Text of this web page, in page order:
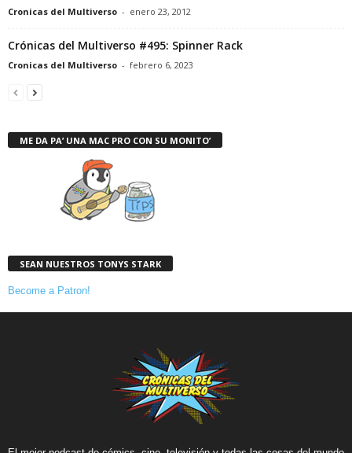
Cronicas del Multiverso - enero 23, 2012
Crónicas del Multiverso #495: Spinner Rack
Cronicas del Multiverso - febrero 6, 2023
ME DA PA’ UNA MAC PRO CON SU MONITO’
SEAN NUESTROS TONYS STARK
Become a Patron!